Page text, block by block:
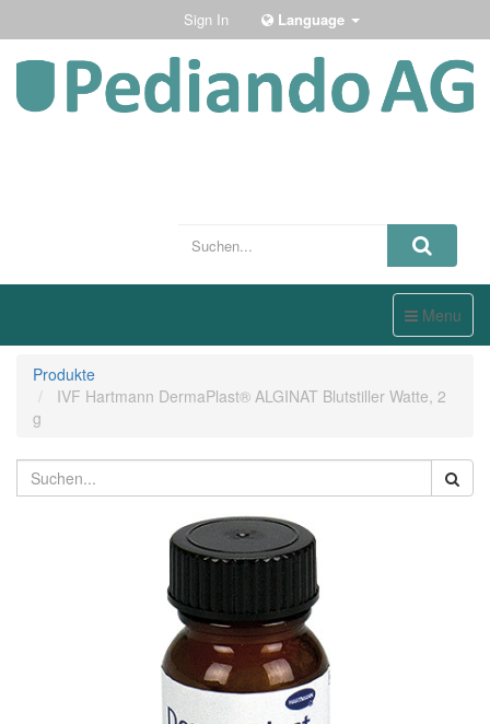
Sign In Language
Toggle
navigation
Menu
Produkte
IVF Hartmann DermaPlast® ALGINAT Blutstiller Watte, 2
g